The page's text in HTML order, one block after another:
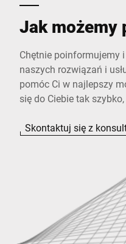
Jak możemy
Chętnie poinformujemy
naszych rozwiązań i
pomóc Ci w najlepszy
się do Ciebie tak
Skontaktuj się z